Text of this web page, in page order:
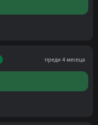
преди 4 месеца